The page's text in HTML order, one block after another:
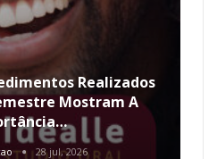
Realizados
Mostram A
28 jul, 2026